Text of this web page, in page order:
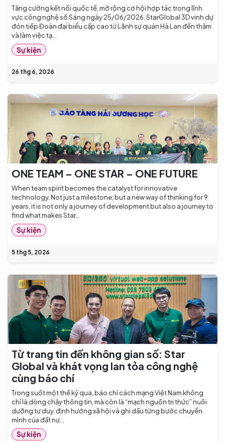
Tăng cường kết nối quốc tế, mở rộng cơ hội hợp tác trong lĩnh
vực công nghệ số Sáng ngày 25/06/2026, StarGlobal 3D vinh dự
đón tiếp Đoàn đại biểu cấp cao từ Lãnh sự quán Hà Lan đến thăm
và làm việc tạ...
Sự kiện
26 thg 6, 2026
ONE TEAM – ONE STAR – ONE FUTURE
When team spirit becomes the catalyst for innovative
technology. Not just a milestone, but a new way of thinking for 9
years, it is not only a journey of development but also a journey to
find what makes Star...
Sự kiện
5 thg 5, 2026
Từ trang tin đến không gian số: Star
Global và khát vọng lan tỏa công nghệ
cùng báo chí
Trong suốt một thế kỷ qua, báo chí cách mạng Việt Nam không
chỉ là dòng chảy thông tin, mà còn là “mạch nguồn tri thức” nuôi
dưỡng tư duy, định hướng xã hội và ghi dấu từng bước chuyển
mình của đất nư...
Sự kiện